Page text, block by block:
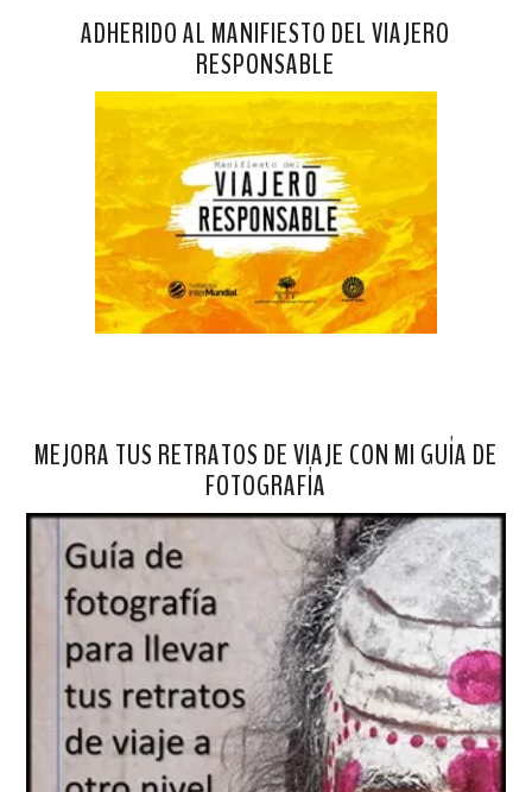
ADHERIDO AL MANIFIESTO DEL VIAJERO
RESPONSABLE
MEJORA TUS RETRATOS DE VIAJE CON MI GUÍA DE
FOTOGRAFÍA